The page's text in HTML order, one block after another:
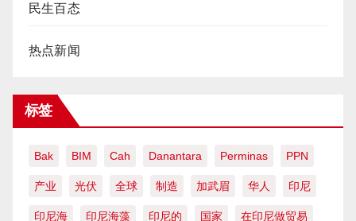
民生百态
热点新闻
标签
Bak BIM Cah Danantara Perminas PPN
产业 光伏 全球 制造 加武眉 华人 印尼
印尼海 印尼海藻 印尼的 国家 在印尼做贸易